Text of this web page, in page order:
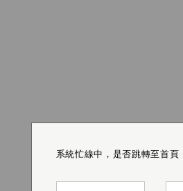
系統忙線中，是否跳轉至首頁
系統忙線中，是否跳轉至首頁
系統忙線中，是否跳轉至首頁
系統忙線中，是否跳轉至首頁
系統忙線中，是否跳轉至首頁